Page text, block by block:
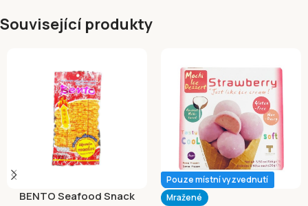
Související produkty
BENTO Seafood Snack
Pouze místní vyzvednutí
Mražené